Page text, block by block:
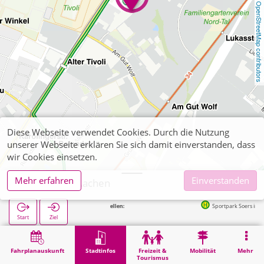
OpenStreetMap contributors
Fahrplanauskunft Stadtinfos
Freizeit &
Tourismus
Mobilität Mehr
Finanzamt Aachen
Start Ziel
Nächste Haltestellen: Sportpark Soers in 95m
Stadtinfos Finanzamt Aachen
Diese Webseite verwendet Cookies. Durch die Nutzung
unserer Webseite erklären Sie sich damit einverstanden, dass
wir Cookies einsetzen.
Mehr erfahren
Einverstanden